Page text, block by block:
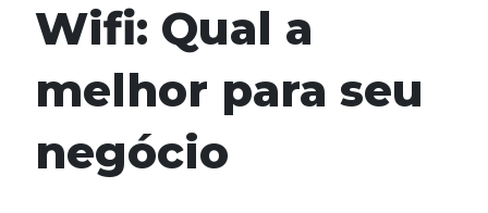
Wifi: Qual a
melhor para seu
negócio